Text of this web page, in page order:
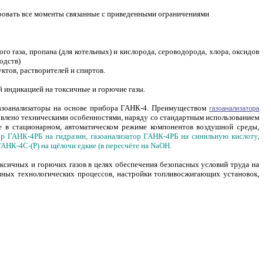
все моменты связанные с приведенными ограничениями
газа, пропана (для котельных) и кислорода, сероводорода, хлора, оксидов
растворителей и спиртов.
на токсичные и горючие газы.
на основе прибора ГАНК-4. Преимуществом газоанализатора
техническими особенностями, наряду со стандартным использованием
стационарном, автоматическом режиме компонентов воздушной среды,
ГАНК-4РБ на гидразин, газоанализатор ГАНК-4РБ на синильную кислоту,
4С-(Р) на щёлочи едкие (в пересчёте на NaOH.
и горючих газов в целях обеспечения безопасных условий труда на
технологических процессов, настройки топливосжигающих установок,